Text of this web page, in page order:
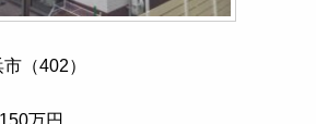
（402）
万円